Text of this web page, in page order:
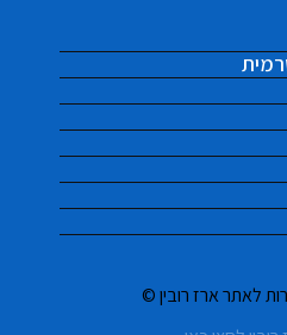
לאתר ארז רובין ©